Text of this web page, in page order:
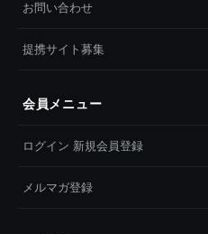
お問い合わせ
提携サイト募集
会員メニュー
ログイン 新規会員登録
メルマガ登録